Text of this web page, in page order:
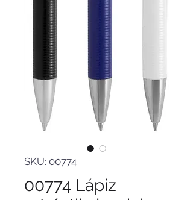
SKU: 00774
00774 Lápiz